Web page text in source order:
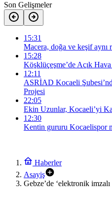
Son Gelişmeler
15:31
Macera, doğa ve keşif aynı
15:28
Köşklüçeşme’de Açık
12:11
ASRİAD Kocaeli
Projesi
22:05
Ekin Uzunlar, Kocaeli’yi
12:30
Kentin gururu Kocaelispor
Haberler
Asayiş
Gebze’de ‘elektronik imzalı